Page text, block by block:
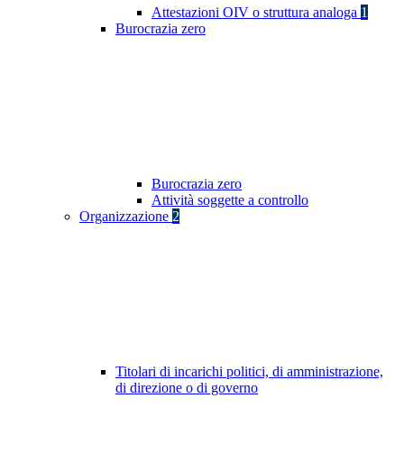
Attestazioni OIV o struttura analoga 1
Burocrazia zero
Burocrazia zero
Attività soggette a controllo
Organizzazione 2
Titolari di incarichi politici, di amministrazione,
di direzione o di governo